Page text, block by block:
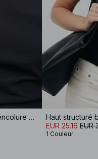
T-shirt en coton coupe ajustée à encolure cheminée
Haut structuré
EUR 25.16 EUR
1 Couleur